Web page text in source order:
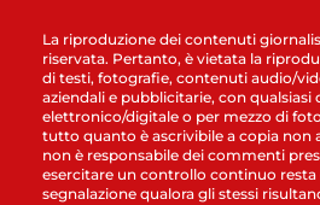
La riproduzione dei contenuti
riservata. Pertanto, è vietata la
di testi, fotografie, contenuti audio/
aziendali e pubblicitarie, con qualsiasi
elettronico/digitale o per mezzo di
tutto quanto è ascrivibile a copia non
non è responsabile dei commenti
esercitare un controllo continuo resta
segnalazione qualora gli stessi